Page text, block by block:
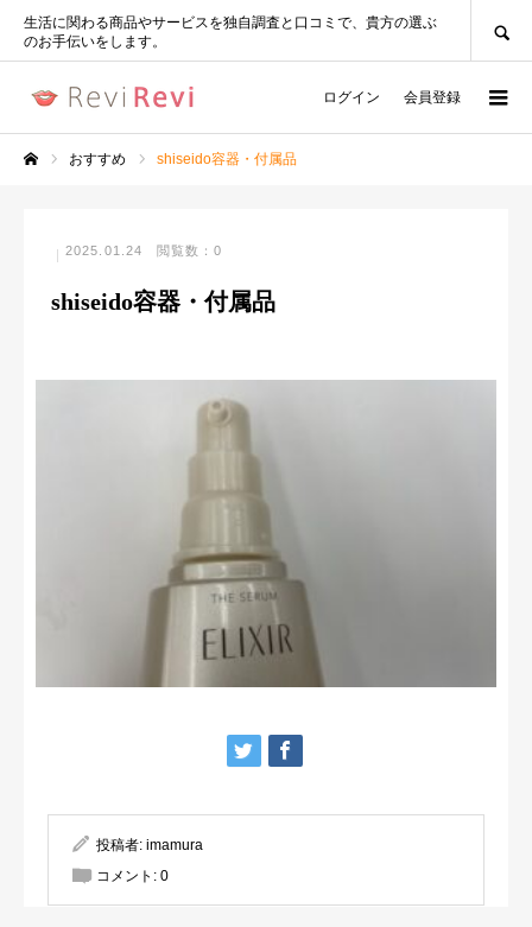
生活に関わる商品やサービスを独自調査と口コミで、貴方の選ぶ
のお手伝いをします。
ログイン 会員登録
おすすめ shiseido容器・付属品
2025.01.24 閲覧数：0
shiseido容器・付属品
投稿者: imamura
コメント: 0